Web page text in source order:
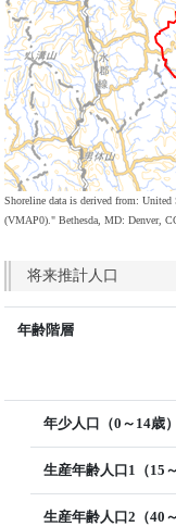
Shoreline data is derived from:
(VMAP0)." Bethesda, MD: Denver,
将来推計人口
年齢階層
年少人口（0～14歳）
生産年齢人口1（15
生産年齢人口2（40